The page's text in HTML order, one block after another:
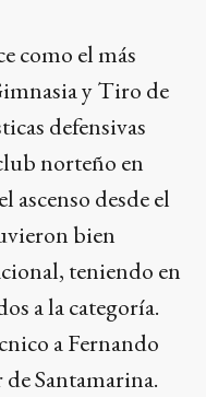
como el más
y Tiro de
defensivas
norteño en
desde el
bien
teniendo en
a la categoría.
a Fernando
Santamarina.